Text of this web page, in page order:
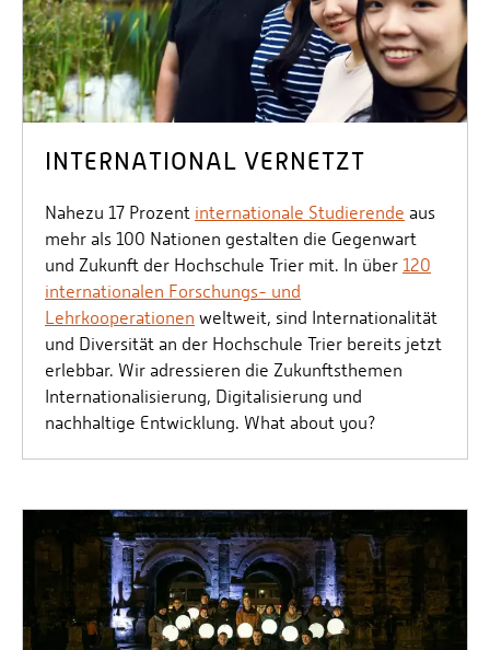
INTERNATIONAL VERNETZT
Nahezu 17 Prozent internationale Studierende aus
mehr als 100 Nationen gestalten die Gegenwart
und Zukunft der Hochschule Trier mit. In über 120
internationalen Forschungs- und
Lehrkooperationen weltweit, sind Internationalität
und Diversität an der Hochschule Trier bereits jetzt
erlebbar. Wir adressieren die Zukunftsthemen
Internationalisierung, Digitalisierung und
nachhaltige Entwicklung. What about you?